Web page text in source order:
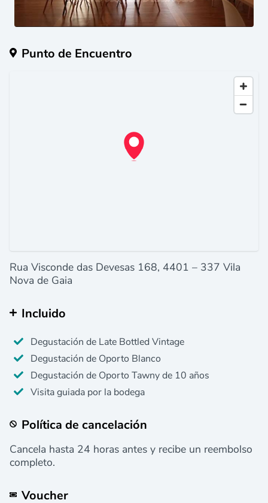
Punto de Encuentro
Rua Visconde das Devesas 168, 4401 – 337 Vila
Nova de Gaia
Incluido
Degustación de Late Bottled Vintage
Degustación de Oporto Blanco
Degustación de Oporto Tawny de 10 años
Visita guiada por la bodega
Política de cancelación
Cancela hasta 24 horas antes y recibe un reembolso
completo.
Voucher